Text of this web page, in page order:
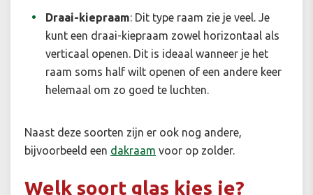
Draai-kiepraam: Dit type raam zie je veel. Je
kunt een draai-kiepraam zowel horizontaal als
verticaal openen. Dit is ideaal wanneer je het
raam soms half wilt openen of een andere keer
helemaal om zo goed te luchten.
Naast deze soorten zijn er ook nog andere,
bijvoorbeeld een dakraam voor op zolder.
Welk soort glas kies je?